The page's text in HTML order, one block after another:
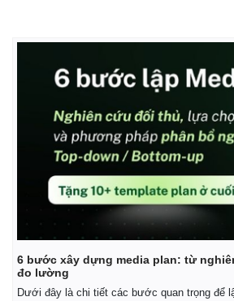
6 bước xây dựng media plan: từ
đo lường
Dưới đây là chi tiết các bước quan trọng để